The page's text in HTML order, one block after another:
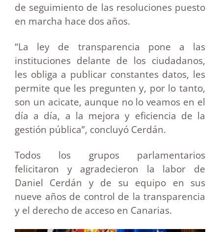
de seguimiento de las resoluciones puesto
en marcha hace dos años.
“La ley de transparencia pone a las
instituciones delante de los ciudadanos,
les obliga a publicar constantes datos, les
permite que les pregunten y, por lo tanto,
son un acicate, aunque no lo veamos en el
día a día, a la mejora y eficiencia de la
gestión pública”, concluyó Cerdán.
Todos los grupos parlamentarios
felicitaron y agradecieron la labor de
Daniel Cerdán y de su equipo en sus
nueve años de control de la transparencia
y el derecho de acceso en Canarias.